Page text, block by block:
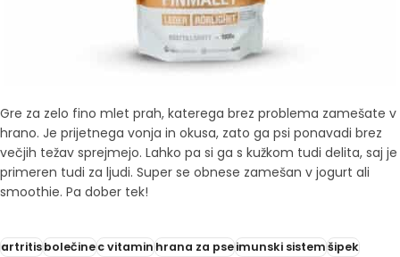
Gre za zelo fino mlet prah, katerega brez problema zamešate v
hrano. Je prijetnega vonja in okusa, zato ga psi ponavadi brez
večjih težav sprejmejo. Lahko pa si ga s kužkom tudi delita, saj je
primeren tudi za ljudi. Super se obnese zamešan v jogurt ali
smoothie. Pa dober tek!
artritisbolečinec vitaminhrana za pseimunski sistemšipek